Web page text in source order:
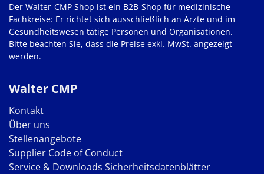
Walter CMP
Kontakt
Über uns
Stellenangebote
Supplier Code of Conduct
Service & Downloads Sicherheitsdatenblätter
Der Walter-CMP Shop ist ein B2B-Shop für medizinische
Fachkreise: Er richtet sich ausschließlich an Ärzte und im
Gesundheitswesen tätige Personen und Organisationen.
Bitte beachten Sie, dass die Preise exkl. MwSt. angezeigt
werden.